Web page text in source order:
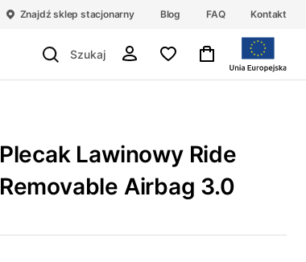
Znajdź sklep stacjonarny Blog FAQ Kontakt
Plecak Lawinowy Ride
Removable Airbag 3.0